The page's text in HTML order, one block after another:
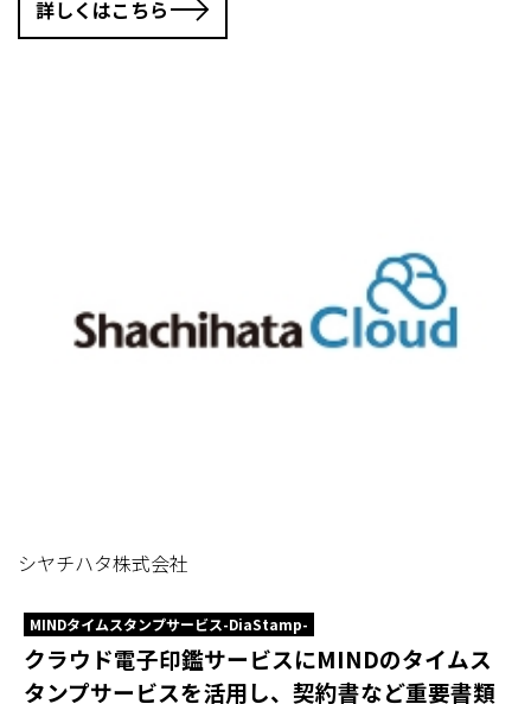
詳しくはこちら
シヤチハタ株式会社
MINDタイムスタンプサービス-DiaStamp-
クラウド電子印鑑サービスにMINDのタイムス
タンプサービスを活用し、契約書など重要書類